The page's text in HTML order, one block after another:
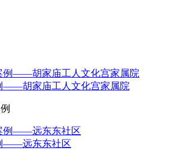
——胡家庙工人文化宫家属院
——远东东社区